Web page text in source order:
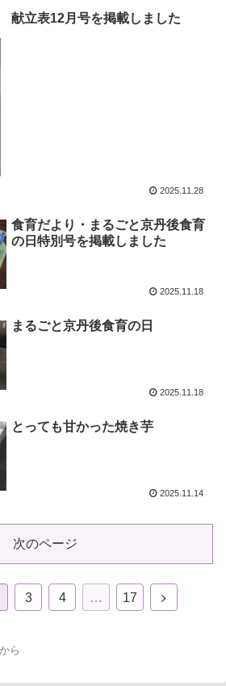
献立表12月号を掲載しました
2025.11.28
食育だより・まるごと京丹後食育
の日特別号を掲載しました
2025.11.18
まるごと京丹後食育の日
2025.11.18
とっても甘かった焼き芋
2025.11.14
次のページ
3 4 … 17
ら